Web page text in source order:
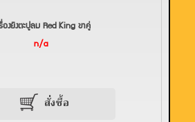
องยิงตะปูลม Red King ขาคู่
n/a
สั่งซื้อ